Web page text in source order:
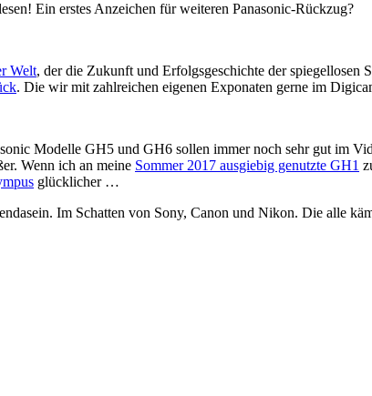
Ein erstes Anzeichen für weiteren Panasonic-Rückzug?
Welt, der die Zukunft und Erfolgsgeschichte der spiegellosen
. Die wir mit zahlreichen eigenen Exponaten gerne im
Modelle GH5 und GH6 sollen immer noch sehr gut im
Wenn ich an meine Sommer 2017 ausgiebig genutzte GH1
glücklicher …
Im Schatten von Sony, Canon und Nikon. Die alle